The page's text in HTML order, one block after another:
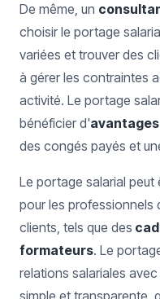
De même, un
choisir le portage
variées et trouver des
à gérer les contraintes
activité. Le portage
bénéficier d'
des congés payés et
Le portage salarial
pour les professionnels
clients, tels que des
formateurs. Le
relations salariales
simple et transparente,